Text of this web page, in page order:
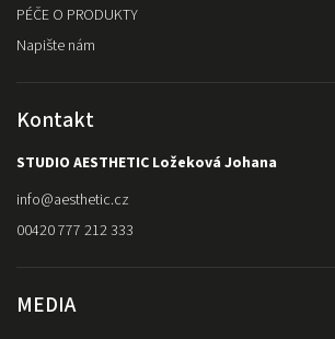
PÉČE O PRODUKTY
Napište nám
Kontakt
STUDIO AESTHETIC Ložeková Johana
info@aesthetic.cz
00420 777 212 333
MEDIA